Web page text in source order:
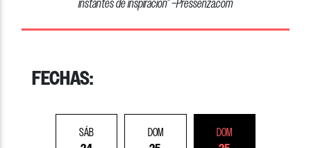
instantes de inspiración”–Pressenza.com
FECHAS:
SÁB DOM DOM